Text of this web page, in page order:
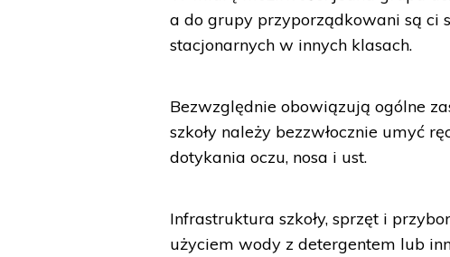
a do grupy przyporządkowani są ci
stacjonarnych w innych klasach.
Bezwzględnie obowiązują ogólne
szkoły należy bezzwłocznie umyć
dotykania oczu, nosa i ust.
Infrastruktura szkoły, sprzęt i
użyciem wody z detergentem lub